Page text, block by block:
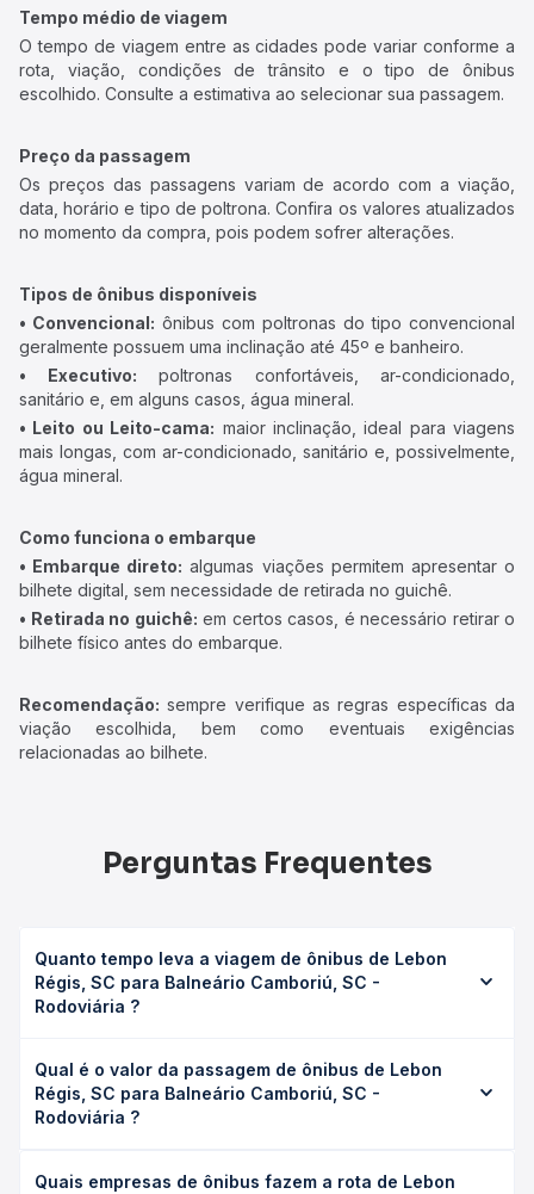
Tempo médio de viagem
O tempo de viagem entre as cidades pode variar conforme a
rota, viação, condições de trânsito e o tipo de ônibus
escolhido. Consulte a estimativa ao selecionar sua passagem.
Preço da passagem
Os preços das passagens variam de acordo com a viação,
data, horário e tipo de poltrona. Confira os valores atualizados
no momento da compra, pois podem sofrer alterações.
Tipos de ônibus disponíveis
• Convencional: ônibus com poltronas do tipo convencional
geralmente possuem uma inclinação até 45º e banheiro.
• Executivo: poltronas confortáveis, ar-condicionado,
sanitário e, em alguns casos, água mineral.
• Leito ou Leito-cama: maior inclinação, ideal para viagens
mais longas, com ar-condicionado, sanitário e, possivelmente,
água mineral.
Como funciona o embarque
• Embarque direto: algumas viações permitem apresentar o
bilhete digital, sem necessidade de retirada no guichê.
• Retirada no guichê: em certos casos, é necessário retirar o
bilhete físico antes do embarque.
Recomendação: sempre verifique as regras específicas da
viação escolhida, bem como eventuais exigências
relacionadas ao bilhete.
Perguntas Frequentes
Quanto tempo leva a viagem de ônibus de Lebon
Régis, SC para Balneário Camboriú, SC -
Rodoviária ?
Camboriú, SC - Rodoviária leva em média 5h 55min,
podendo variar conforme a viação, o tipo de serviço
(convencional, executivo ou leito) e as condições de
Qual é o valor da passagem de ônibus de Lebon
Régis, SC para Balneário Camboriú, SC -
Rodoviária ?
Balneário Camboriú, SC - Rodoviária custa em média R$
Quais empresas de ônibus fazem a rota de Lebon